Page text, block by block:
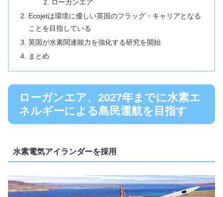
ローガンエア
Ecojetは環境に優しい英国のフラッグ・キャリアとなる
ことを目指している
英国が水素関連能力を強化する研究を開始
まとめ
ローガンエア、2027年までに水素エ
ネルギーによる島民運航を目指す
水素電気アイランダーを採用